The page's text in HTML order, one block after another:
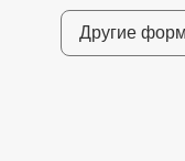
Другие